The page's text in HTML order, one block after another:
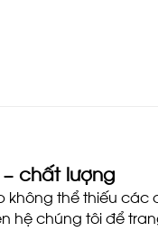
chất lượng
thể thiếu các
hệ chúng tôi để